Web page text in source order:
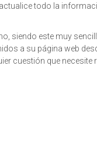
todo la
siendo este muy
a su página web
cuestión que necesite